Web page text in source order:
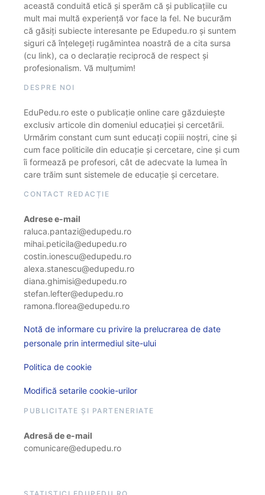
această conduită etică și sperăm că și publicațiile cu
mult mai multă experiență vor face la fel. Ne bucurăm
că găsiți subiecte interesante pe Edupedu.ro și suntem
siguri că înțelegeți rugămintea noastră de a cita sursa
(cu link), ca o declarație reciprocă de respect și
profesionalism. Vă mulțumim!
DESPRE NOI
EduPedu.ro este o publicație online care găzduiește
exclusiv articole din domeniul educației și cercetării.
Urmărim constant cum sunt educați copiii noștri, cine și
cum face politicile din educație și cercetare, cine și cum
îi formează pe profesori, cât de adecvate la lumea în
care trăim sunt sistemele de educație și cercetare.
CONTACT REDACȚIE
Adrese e-mail
raluca.pantazi@edupedu.ro
mihai.peticila@edupedu.ro
costin.ionescu@edupedu.ro
alexa.stanescu@edupedu.ro
diana.ghimisi@edupedu.ro
stefan.lefter@edupedu.ro
ramona.florea@edupedu.ro
Notă de informare cu privire la prelucrarea de date
personale prin intermediul site-ului
Politica de cookie
Modifică setarile cookie-urilor
PUBLICITATE ȘI PARTENERIATE
Adresă de e-mail
comunicare@edupedu.ro